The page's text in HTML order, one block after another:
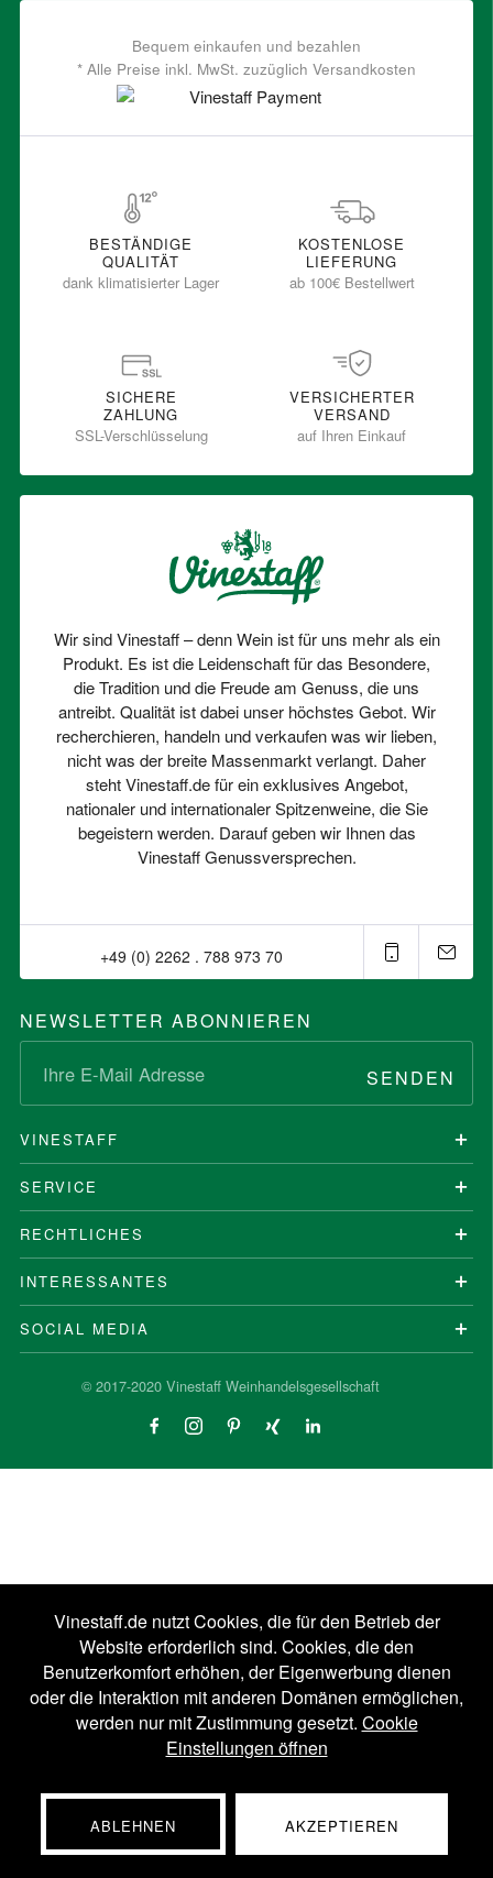
Bequem einkaufen und bezahlen
* Alle Preise inkl. MwSt. zuzüglich Versandkosten
BESTÄNDIGE
QUALITÄT
dank klimatisierter Lager
KOSTENLOSE
LIEFERUNG
ab 100€ Bestellwert
SICHERE
ZAHLUNG
SSL-Verschlüsselung
VERSICHERTER
VERSAND
auf Ihren Einkauf
Wir sind Vinestaff – denn Wein ist für uns mehr als ein
Produkt. Es ist die Leidenschaft für das Besondere,
die Tradition und die Freude am Genuss, die uns
antreibt. Qualität ist dabei unser höchstes Gebot. Wir
recherchieren, handeln und verkaufen was wir lieben,
nicht was der breite Massenmarkt verlangt. Daher
steht Vinestaff.de für ein exklusives Angebot,
nationaler und internationaler Spitzenweine, die Sie
begeistern werden. Darauf geben wir Ihnen das
Vinestaff Genussversprechen.
+49 (0) 2262 . 788 973 70⁠
NEWSLETTER ABONNIEREN
SENDEN
VINESTAFF
SERVICE
RECHTLICHES
INTERESSANTES
SOCIAL MEDIA
© 2017-2020 Vinestaff Weinhandelsgesellschaft
Vinestaff.de nutzt Cookies, die für den Betrieb der
Website erforderlich sind. Cookies, die den
Benutzerkomfort erhöhen, der Eigenwerbung dienen
oder die Interaktion mit anderen Domänen ermöglichen,
werden nur mit Zustimmung gesetzt. Cookie
Einstellungen öffnen
ABLEHNEN AKZEPTIEREN